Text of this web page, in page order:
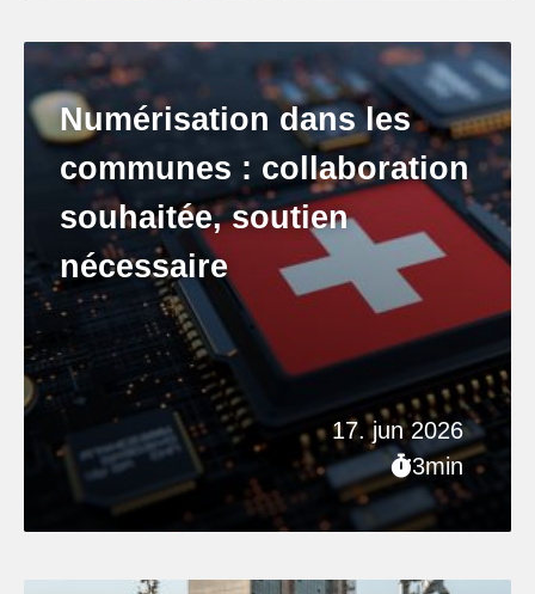
17. jun 2026
3min
Numérisation dans les
communes : collaboration
souhaitée, soutien
nécessaire